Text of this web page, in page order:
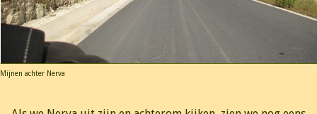
Mijnen achter Nerva